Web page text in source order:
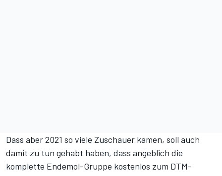
Dass aber 2021 so viele Zuschauer kamen, soll auch
damit zu tun gehabt haben, dass angeblich die
komplette Endemol-Gruppe kostenlos zum DTM-